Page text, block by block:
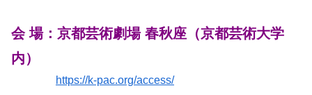
会 場：京都芸術劇場 春秋座（京都芸術大学
内）
https://k-pac.org/access/